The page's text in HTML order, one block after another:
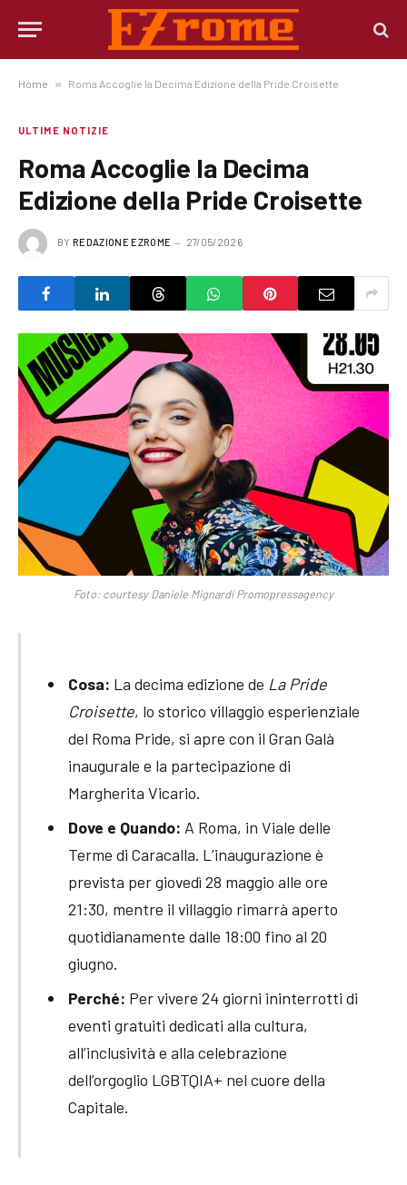
Home » Roma Accoglie la Decima Edizione della Pride Croisette
ULTIME NOTIZIE
Roma Accoglie la Decima
Edizione della Pride Croisette
BY REDAZIONE EZROME 27/05/2026
Foto: courtesy Daniele Mignardi Promopressagency
Cosa: La decima edizione de La Pride
Croisette, lo storico villaggio esperienziale
del Roma Pride, si apre con il Gran Galà
inaugurale e la partecipazione di
Margherita Vicario.
Dove e Quando: A Roma, in Viale delle
Terme di Caracalla. L’inaugurazione è
prevista per giovedì 28 maggio alle ore
21:30, mentre il villaggio rimarrà aperto
quotidianamente dalle 18:00 fino al 20
giugno.
Perché: Per vivere 24 giorni ininterrotti di
eventi gratuiti dedicati alla cultura,
all’inclusività e alla celebrazione
dell’orgoglio LGBTQIA+ nel cuore della
Capitale.